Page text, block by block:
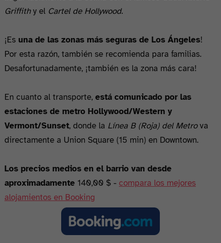
Griffithy el Cartel de Hollywood.
¡Es una de las zonas más seguras de Los Ángeles!
Por esta razón, también se recomienda para familias.
Desafortunadamente, ¡también es la zona más cara!
En cuanto al transporte, está comunicado por las
estaciones de metro Hollywood/Western y
Vermont/Sunset, donde la Línea B (Roja) del Metrova
directamente a Union Square (15 min) en Downtown.
Los precios medios en el barrio van desde
aproximadamente 140,00 $ - compara los mejores
alojamientos en Booking